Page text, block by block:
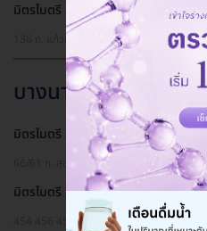
มิตรไมตรี สาขาแก้วเงินทอง
136 ถ. แก้วเงินทอง แขวงบางพรม เขตตลิ่งชั
บางนา
มิตรไมตรี สาขาอุดมสุข
66/61 ถ. สุขุมวิท 103 แขวงบางนา เขตบางน
มิตรไมตรี สาขาลาซาล
454 456 458 ซ. ลาซาล 22 ถ. ลาซาล แขวง